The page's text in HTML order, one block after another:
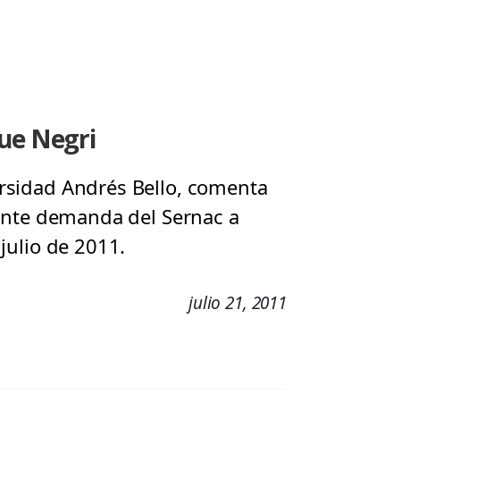
Negri
Andrés Bello, comenta
demanda del Sernac a
de 2011.
julio 21, 2011